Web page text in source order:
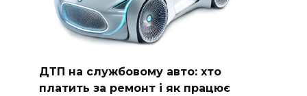
ДТП на службовому авто: хто
платить за ремонт і як працює